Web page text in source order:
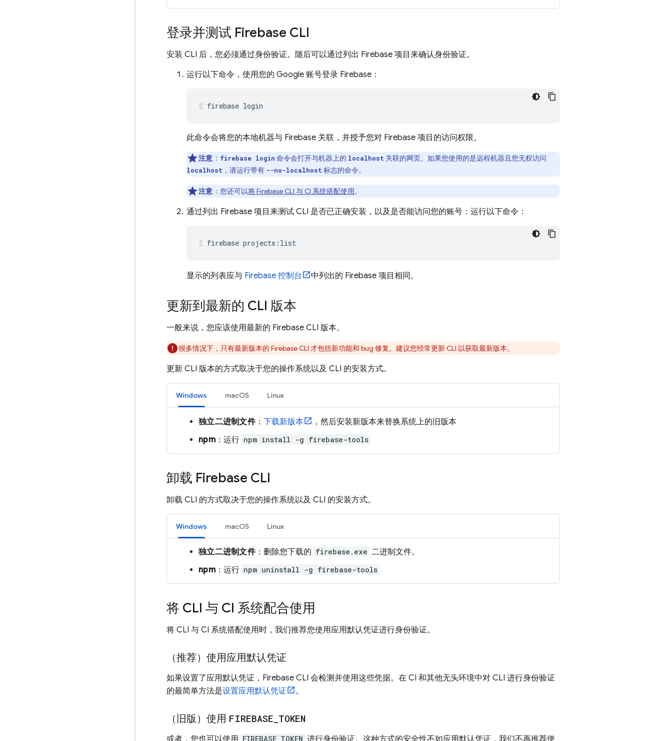
登录并测试 Firebase CLI
安装 CLI 后，您必须通过身份验证。随后可以通过列出 Firebase 项目来确认身份验证。
运行以下命令，使用您的 Google 账号登录 Firebase：
firebase login
此命令会将您的本地机器与 Firebase 关联，并授予您对 Firebase 项目的访问权限。
注意 ： firebase login 命令会打开与机器上的 localhost关联的网页。如果您使用的是远程机器且您无权访问
localhost ，请运行带有 --no-localhost 标志的命令。
注意 ：您还可以将FirebaseCLI 与 CI 系统搭配使用。
通过列出 Firebase 项目来测试 CLI 是否已正确安装，以及是否能访问您的账号：运行以下命令：
firebase projects:list
显示的列表应与 Firebase 控制台 中列出的 Firebase 项目相同。
更新到最新的 CLI 版本
一般来说，您应该使用最新的 Firebase CLI 版本。
很多情况下，只有最新版本的 FirebaseCLI 才包括新功能和 bug 修复。建议您经常更新 CLI 以获取最新版本。
更新 CLI 版本的方式取决于您的操作系统以及 CLI 的安装方式。
Windows macOS Linux
独立二进制文件： 下载新版本
，然后安装新版本来替换系统上的旧版本
npm：运行 npm install -g firebase-tools
卸载 Firebase CLI
卸载 CLI 的方式取决于您的操作系统以及 CLI 的安装方式。
Windows macOS Linux
独立二进制文件：删除您下载的 firebase.exe 二进制文件。
npm：运行 npm uninstall -g firebase-tools
将 CLI 与 CI 系统配合使用
将 CLI 与 CI 系统搭配使用时，我们推荐您使用应用默认凭证进行身份验证。
（推荐）使用应用默认凭证
如果设置了应用默认凭证， Firebase CLI 会检测并使用这些凭据。在 CI 和其他无头环境中对 CLI 进行身份验证
的最简单方法是设置应用默认凭证 。
（旧版）使用 FIREBASE TOKEN
或者，您也可以使用 FIREBASE_TOKEN 进行身份验证。这种方式的安全性不如应用默认凭证，我们不再推荐使